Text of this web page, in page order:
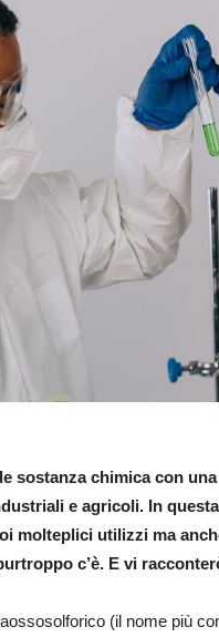
sostanza chimica con
e agricoli. In
molteplici utilizzi ma
c’è. E vi
(il nome più